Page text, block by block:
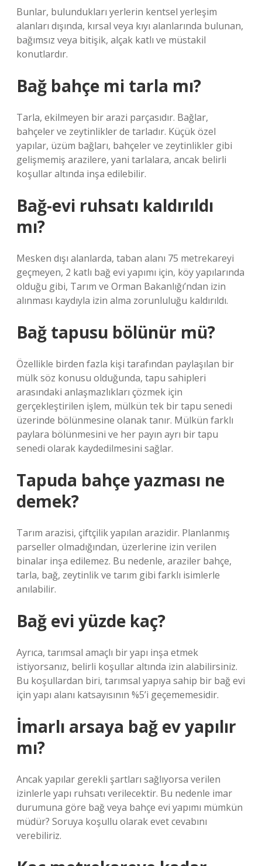
Bunlar, bulundukları yerlerin kentsel yerleşim
alanları dışında, kırsal veya kıyı alanlarında bulunan,
bağımsız veya bitişik, alçak katlı ve müstakil
konutlardır.
Bağ bahçe mi tarla mı?
Tarla, ekilmeyen bir arazi parçasıdır. Bağlar,
bahçeler ve zeytinlikler de tarladır. Küçük özel
yapılar, üzüm bağları, bahçeler ve zeytinlikler gibi
gelişmemiş arazilere, yani tarlalara, ancak belirli
koşullar altında inşa edilebilir.
Bağ-evi ruhsatı kaldırıldı
mı?
Mesken dışı alanlarda, taban alanı 75 metrekareyi
geçmeyen, 2 katlı bağ evi yapımı için, köy yapılarında
olduğu gibi, Tarım ve Orman Bakanlığı’ndan izin
alınması kaydıyla izin alma zorunluluğu kaldırıldı.
Bağ tapusu bölünür mü?
Özellikle birden fazla kişi tarafından paylaşılan bir
mülk söz konusu olduğunda, tapu sahipleri
arasındaki anlaşmazlıkları çözmek için
gerçekleştirilen işlem, mülkün tek bir tapu senedi
üzerinde bölünmesine olanak tanır. Mülkün farklı
paylara bölünmesini ve her payın ayrı bir tapu
senedi olarak kaydedilmesini sağlar.
Tapuda bahçe yazması ne
demek?
Tarım arazisi, çiftçilik yapılan arazidir. Planlanmış
parseller olmadığından, üzerlerine izin verilen
binalar inşa edilemez. Bu nedenle, araziler bahçe,
tarla, bağ, zeytinlik ve tarım gibi farklı isimlerle
anılabilir.
Bağ evi yüzde kaç?
Ayrıca, tarımsal amaçlı bir yapı inşa etmek
istiyorsanız, belirli koşullar altında izin alabilirsiniz.
Bu koşullardan biri, tarımsal yapıya sahip bir bağ evi
için yapı alanı katsayısının %5’i geçememesidir.
İmarlı arsaya bağ ev yapılır
mı?
Ancak yapılar gerekli şartları sağlıyorsa verilen
izinlerle yapı ruhsatı verilecektir. Bu nedenle imar
durumuna göre bağ veya bahçe evi yapımı mümkün
müdür? Soruya koşullu olarak evet cevabını
verebiliriz.